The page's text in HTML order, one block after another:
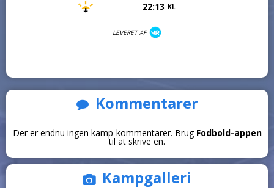
22:13 Kl.
LEVERET AF
Kommentarer
Der er endnu ingen kamp-kommentarer. Brug Fodbold-appen
til at skrive en.
Kampgalleri